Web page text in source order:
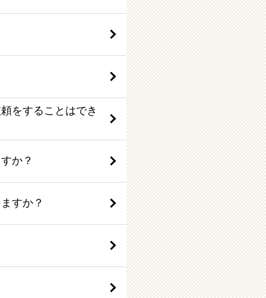
をすることはでき
か？
すか？